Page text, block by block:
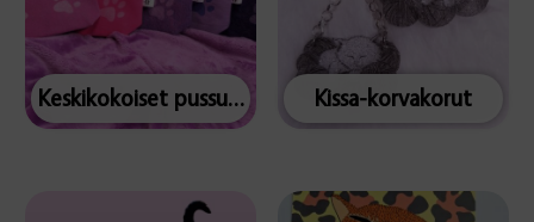
Keskikokoiset pussukat Kissa-korvakorut